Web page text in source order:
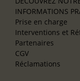
INFORMATIONS
Prise en charge
Interventions et
Partenaires
CGV
Réclamations